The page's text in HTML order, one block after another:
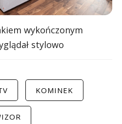
wykończonym
stylowo
KOMINEK